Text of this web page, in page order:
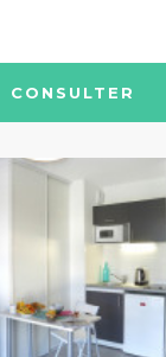
CONSULTER